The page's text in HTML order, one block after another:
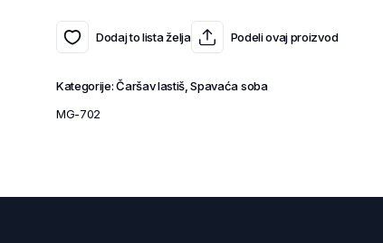
Dodaj to lista želja Podeli ovaj proizvod
Kategorije:Čaršav lastiš ,Spavaća soba
MG-702